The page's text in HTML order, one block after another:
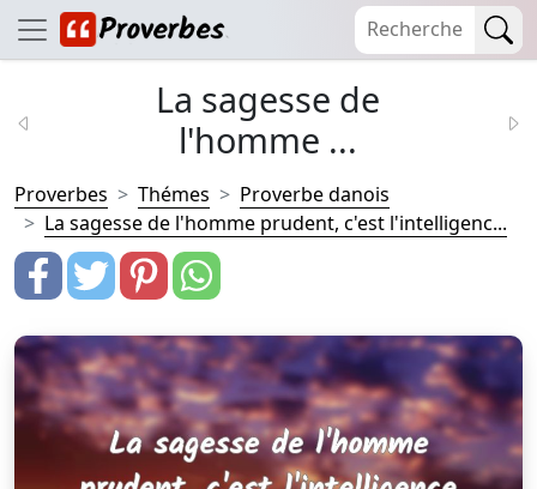
La sagesse de
l'homme ...
Proverbes Thémes
Proverbe danois
La sagesse de l'homme prudent, c'est l'intelligenc...